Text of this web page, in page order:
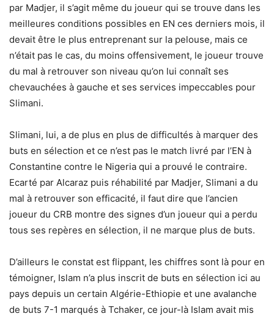
par Madjer, il s’agit même du joueur qui se trouve dans les
meilleures conditions possibles en EN ces derniers mois, il
devait être le plus entreprenant sur la pelouse, mais ce
n’était pas le cas, du moins offensivement, le joueur trouve
du mal à retrouver son niveau qu’on lui connaît ses
chevauchées à gauche et ses services impeccables pour
Slimani.
Slimani, lui, a de plus en plus de difficultés à marquer des
buts en sélection et ce n’est pas le match livré par l’EN à
Constantine contre le Nigeria qui a prouvé le contraire.
Ecarté par Alcaraz puis réhabilité par Madjer, Slimani a du
mal à retrouver son efficacité, il faut dire que l’ancien
joueur du CRB montre des signes d’un joueur qui a perdu
tous ses repères en sélection, il ne marque plus de buts.
D’ailleurs le constat est flippant, les chiffres sont là pour en
témoigner, Islam n’a plus inscrit de buts en sélection ici au
pays depuis un certain Algérie-Ethiopie et une avalanche
de buts 7-1 marqués à Tchaker, ce jour-là Islam avait mis